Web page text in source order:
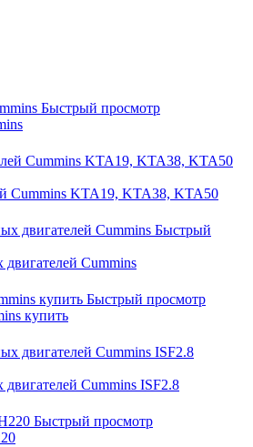
Быстрый просмотр
Cummins KTA19, KTA38, KTA50
Быстрый
двигателей Cummins
Быстрый просмотр
купить
двигателей Cummins ISF2.8
Быстрый просмотр